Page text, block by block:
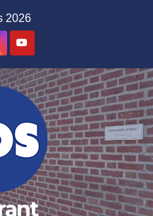
2026